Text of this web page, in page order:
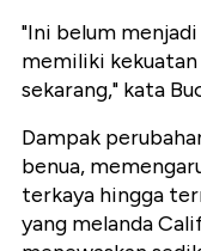
"Ini belum
memiliki
sekarang," kata
Dampak
benua,
terkaya hingga
yang melanda